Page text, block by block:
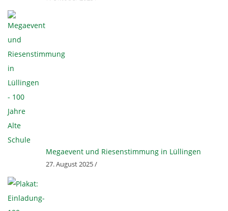
Megaevent und Riesenstimmung in Lüllingen
27. August 2025 /